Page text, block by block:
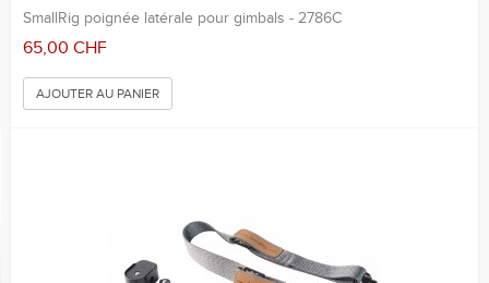
SmallRig poignée latérale pour gimbals - 2786C
65,00 CHF
AJOUTER AU PANIER